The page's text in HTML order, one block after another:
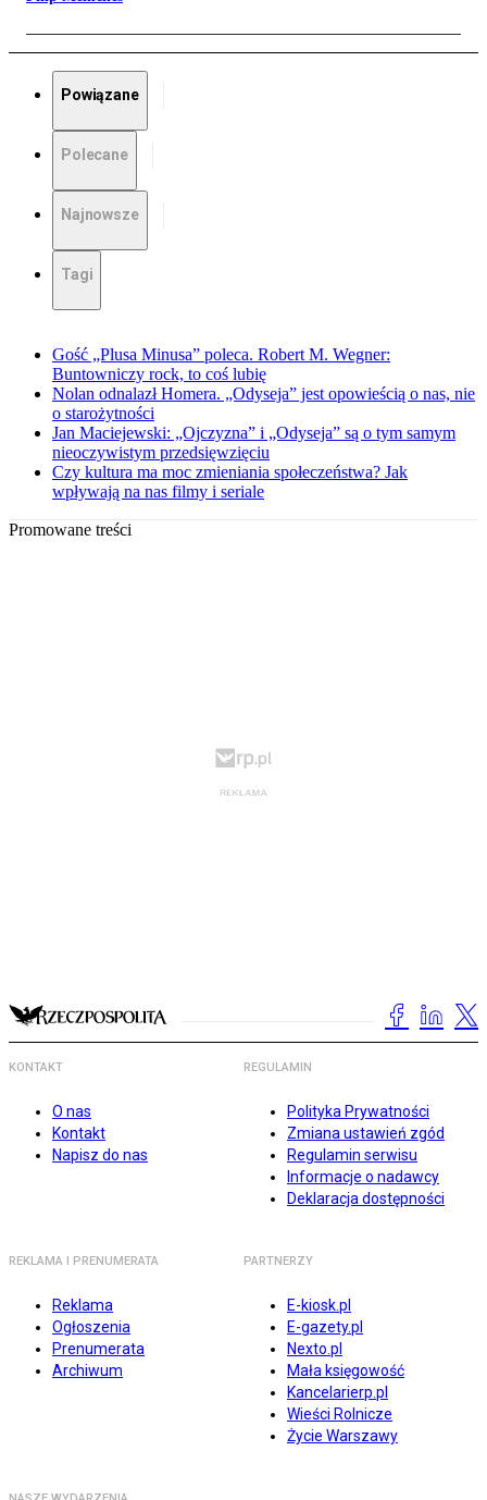
Powiązane
Polecane
Najnowsze
Tagi
Gość „Plusa Minusa” poleca. Robert M. Wegner:
Buntowniczy rock, to coś lubię
Nolan odnalazł Homera. „Odyseja” jest opowieścią o nas, nie
o starożytności
Jan Maciejewski: „Ojczyzna” i „Odyseja” są o tym samym
nieoczywistym przedsięwzięciu
Czy kultura ma moc zmieniania społeczeństwa? Jak
wpływają na nas filmy i seriale
Promowane treści
KONTAKT
O nas
Kontakt
Napisz do nas
REGULAMIN
Polityka Prywatności
Zmiana ustawień zgód
Regulamin serwisu
Informacje o nadawcy
Deklaracja dostępności
REKLAMA I PRENUMERATA
Reklama
Ogłoszenia
Prenumerata
Archiwum
PARTNERZY
E-kiosk.pl
E-gazety.pl
Nexto.pl
Mała księgowość
Kancelarierp.pl
Wieści Rolnicze
Życie Warszawy